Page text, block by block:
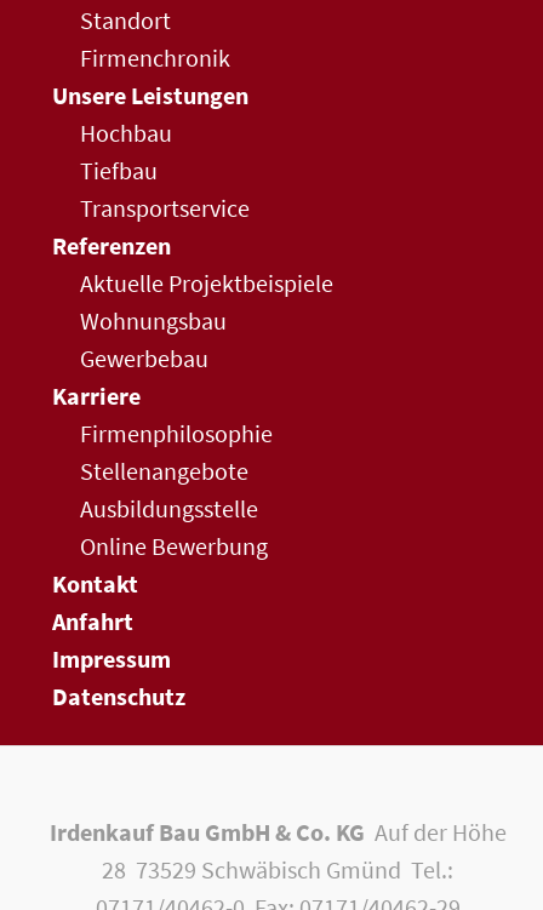
Standort
Firmenchronik
Unsere Leistungen
Hochbau
Tiefbau
Transportservice
Referenzen
Aktuelle Projektbeispiele
Wohnungsbau
Gewerbebau
Karriere
Firmenphilosophie
Stellenangebote
Ausbildungsstelle
Online Bewerbung
Kontakt
Anfahrt
Impressum
Datenschutz
Irdenkauf Bau GmbH & Co. KG Auf der Höhe
28 73529 Schwäbisch Gmünd Tel.: